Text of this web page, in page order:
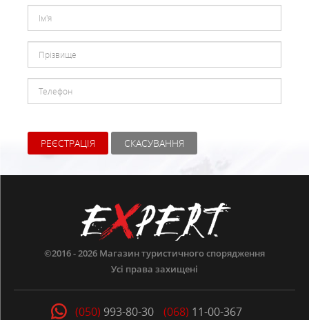
РЕЄСТРАЦІЯ СКАСУВАННЯ
©2016 - 2026 Магазин туристичного спорядження
Усі права захищені
(050) 993-80-30 (068) 11-00-367